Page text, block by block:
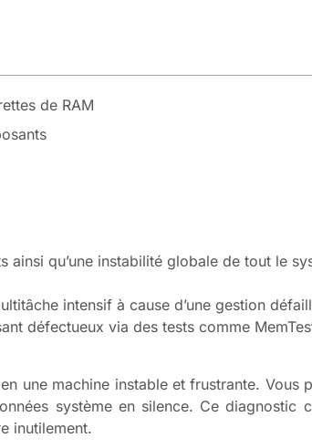
de RAM
qu’une instabilité globale de tout le
intensif à cause d’une gestion
défectueux via des tests comme
une machine instable et frustrante. Vous
système en silence. Ce diagnostic
inutilement.